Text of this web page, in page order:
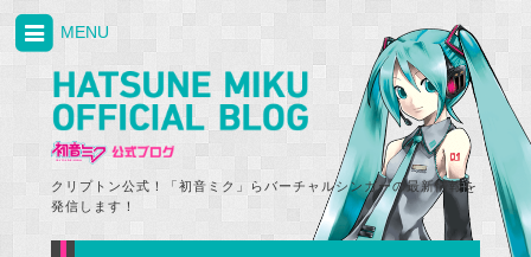
クリプトン公式！「初音ミク」らバーチャルシンガーの最新情報を
発信します！
MENU